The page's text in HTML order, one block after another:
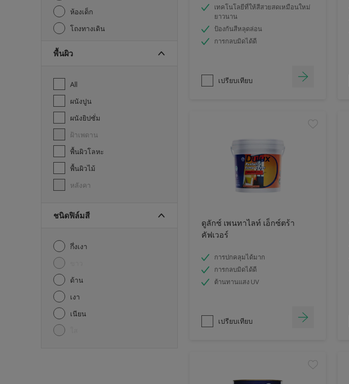
ห้องเด็ก
โถงทางเดิน
พื้นผิว
All
ผนังปูน
ผนังยิปซั่ม
ฝ้าเพดาน
พื้นผิวโลหะ
พื้นผิวไม้
หลังคา
ชนิดฟิล์มสี
กึ่งเงา
ด้าน
เงา
เนียน
เทคโนโลยีที่ให้สีสวยสดเหมือนใหม่
ยาวนาน
ป้องกันสีหลุดล่อน
การกลบมิดได้ดี
เปรียบเทียบ
ดูลักซ์ เพนทาไลท์ เอ็กซ์ตร้า
คัฟเวอร์
การปกคลุมได้มาก
การกลบมิดได้ดี
ต้านทานแสง UV
เปรียบเทียบ